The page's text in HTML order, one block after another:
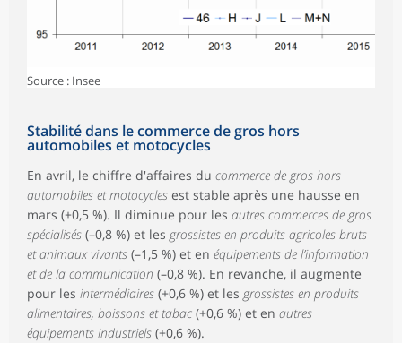
Source : Insee
Stabilité dans le commerce de gros hors
automobiles et motocycles
En avril, le chiffre d'affaires du commerce de gros hors
automobiles et motocycles est stable après une hausse en
mars (+0,5 %). Il diminue pour les autres commerces de gros
spécialisés (–0,8 %) et les grossistes en produits agricoles bruts
et animaux vivants (–1,5 %) et en équipements de l’information
et de la communication (–0,8 %). En revanche, il augmente
pour les intermédiaires (+0,6 %) et les grossistes en produits
alimentaires, boissons et tabac (+0,6 %) et en autres
équipements industriels (+0,6 %).